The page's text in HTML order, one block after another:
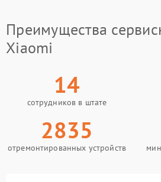
Преимущества
Xiaomi
14
сотрудников в штате
2835
отремонтированных устройств